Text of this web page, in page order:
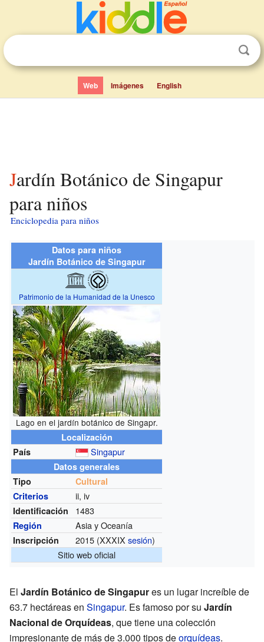
Web Imágenes English
Jardín Botánico de Singapur
para niños
Enciclopedia para niños
Datos para niños
Jardín Botánico de Singapur
Patrimonio de la Humanidad de la Unesco
Lago en el jardín botánico de Singapr.
Localización
País
Singapur
Datos generales
Tipo
Cultural
Criterios
ii, iv
Identificación 1483
Región Asia y Oceanía
Inscripción 2015 (XXXIXsesión)
Sitio web oficial
El Jardín Botánico de Singapures un lugar increíble de
63.7 hectáreas en Singapur. Es famoso por su Jardín
Nacional de Orquídeas, que tiene una colección
impresionante de más de 3.000 tipos deorquídeas.